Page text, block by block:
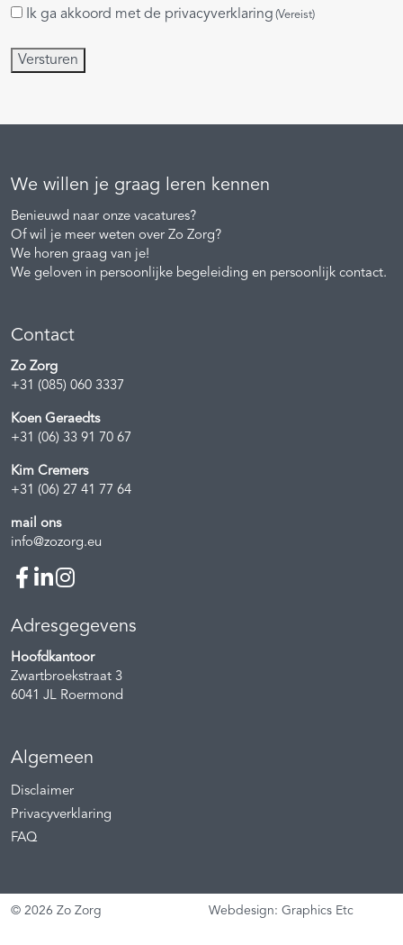
Instemming
Ik ga akkoord met de privacyverklaring (Vereist)
Versturen
We willen je graag leren kennen
Benieuwd naar onze vacatures?
Of wil je meer weten over Zo Zorg?
We horen graag van je!
We geloven in persoonlijke begeleiding en persoonlijk contact.
Contact
Zo Zorg
+31 (085) 060 3337
Koen Geraedts
+31 (06) 33 91 70 67
Kim Cremers
+31 (06) 27 41 77 64
mail ons
info@zozorg.eu
Adresgegevens
Hoofdkantoor
Zwartbroekstraat 3
6041 JL Roermond
Algemeen
Disclaimer
Privacyverklaring
FAQ
© 2026 Zo Zorg Webdesign: Graphics Etc